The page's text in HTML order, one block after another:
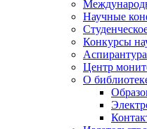
Научные
Конкурсы
Аспирантура
Центр
О